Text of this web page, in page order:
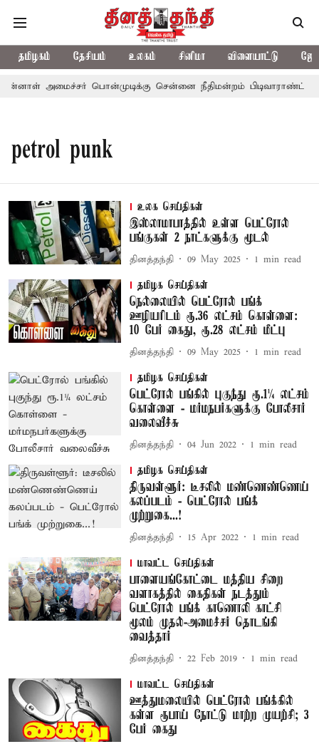
தமிழகம் தேசியம் உலகம் சினிமா விளையாட்டு
அமைச்சர் பொன்முடிக்கு சென்னை நீதிமன்றம் பிடிவாராண்ட்
petrol punk
உலக செய்திகள்
இஸ்லாமாபாத்தில் உள்ள பெட்ரோல்
பங்குகள் 2 நாட்களுக்கு மூடல்
தினத்தந்தி 09 May 2025 1 min read
தமிழக செய்திகள்
நெல்லையில் பெட்ரோல் பங்க்
ஊழியரிடம் ரூ.36 லட்சம் கொள்ளை:
10 பேர் கைது, ரூ.28 லட்சம் மீட்பு
தினத்தந்தி 09 May 2025 1 min read
தமிழக செய்திகள்
பெட்ரோல் பங்கில் புகுந்து ரூ.1¼ லட்சம்
கொள்ளை - மர்மநபர்களுக்கு போலீசார்
வலைவீச்சு
தினத்தந்தி 04 Jun 2022 1 min read
தமிழக செய்திகள்
திருவள்ளூர்: டீசலில் மண்ணெண்ணெய்
கலப்படம் - பெட்ரோல் பங்க்
முற்றுகை...!
தினத்தந்தி 15 Apr 2022 1 min read
மாவட்ட செய்திகள்
பாளையங்கோட்டை மத்திய சிறை
வளாகத்தில் கைதிகள் நடத்தும்
பெட்ரோல் பங்க் காணொலி காட்சி
மூலம் முதல்-அமைச்சர் தொடங்கி
வைத்தார்
தினத்தந்தி 22 Feb 2019 1 min read
மாவட்ட செய்திகள்
ஊத்துமலையில் பெட்ரோல் பங்க்கில்
கள்ள ரூபாய் நோட்டு மாற்ற முயற்சி; 3
பேர் கைது